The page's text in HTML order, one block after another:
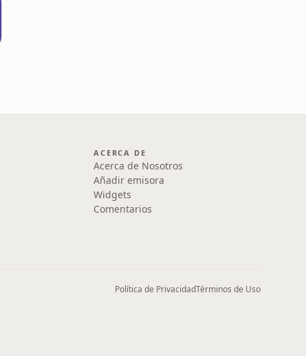
ACERCA DE
Acerca de Nosotros
Añadir emisora
Widgets
Comentarios
Política de PrivacidadTérminos de Uso